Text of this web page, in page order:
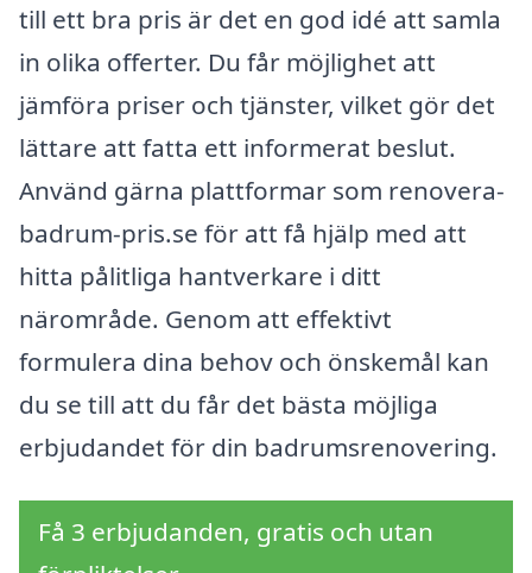
till ett bra pris är det en god idé att samla
in olika offerter. Du får möjlighet att
jämföra priser och tjänster, vilket gör det
lättare att fatta ett informerat beslut.
Använd gärna plattformar som renovera-
badrum-pris.se för att få hjälp med att
hitta pålitliga hantverkare i ditt
närområde. Genom att effektivt
formulera dina behov och önskemål kan
du se till att du får det bästa möjliga
erbjudandet för din badrumsrenovering.
Få 3 erbjudanden, gratis och utan